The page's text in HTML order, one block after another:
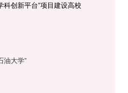
科创新平台”项目建设高校
油大学”